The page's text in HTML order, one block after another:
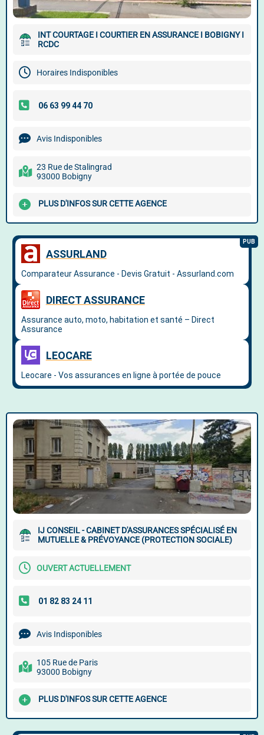
INT COURTAGE I COURTIER EN ASSURANCE I BOBIGNY I
RCDC
Horaires Indisponibles
Avis Indisponibles
23 Rue de Stalingrad
93000 Bobigny
PLUS D'INFOS SUR CETTE AGENCE
IJ CONSEIL - CABINET D'ASSURANCES SPÉCIALISÉ EN
MUTUELLE & PRÉVOYANCE (PROTECTION SOCIALE)
OUVERT ACTUELLEMENT
Avis Indisponibles
105 Rue de Paris
93000 Bobigny
PLUS D'INFOS SUR CETTE AGENCE